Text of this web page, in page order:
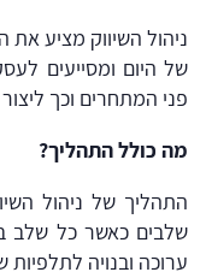
ניהול השיווק מציע את
של היום ומסייעים
פני המתחרים וכך
מה כולל התהליך?
התהליך של ניהול
שלבים כאשר כל שלב
ערוכה ובנויה